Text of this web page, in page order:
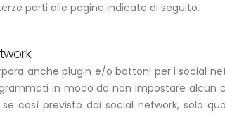
parti alle pagine indicate di seguito.
anche plugin e/o bottoni per i social
in modo da non impostare alcun
così previsto dai social network, solo